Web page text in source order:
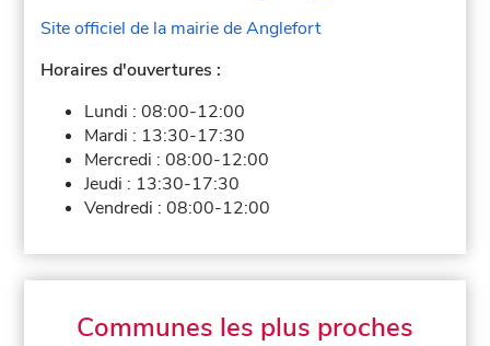
Site officiel de la mairie de Anglefort
Horaires d'ouvertures :
Lundi :08:00-12:00
Mardi : 13:30-17:30
Mercredi :08:00-12:00
Jeudi : 13:30-17:30
Vendredi :08:00-12:00
Communes les plus proches